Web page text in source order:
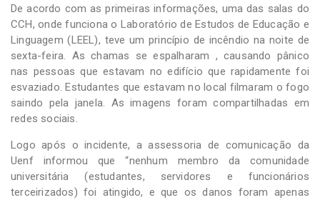
De acordo com as primeiras informações, uma das salas do
CCH, onde funciona o Laboratório de Estudos de Educação e
Linguagem (LEEL), teve um princípio de incêndio na noite de
sexta-feira. As chamas se espalharam , causando pânico
nas pessoas que estavam no edifício que rapidamente foi
esvaziado. Estudantes que estavam no local filmaram o fogo
saindo pela janela. As imagens foram compartilhadas em
redes sociais.
Logo após o incidente, a assessoria de comunicação da
Uenf informou que “nenhum membro da comunidade
universitária (estudantes, servidores e funcionários
terceirizados) foi atingido, e que os danos foram apenas